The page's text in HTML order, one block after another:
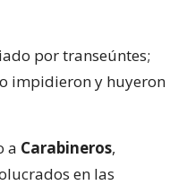
por transeúntes;
impidieron y huyeron
a Carabineros,
en las